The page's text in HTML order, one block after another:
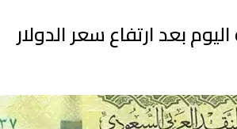
بعد ارتفاع سعر الدولار